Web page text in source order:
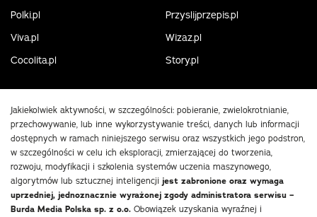
Polki.pl
Przyslijprzepis.pl
Viva.pl
Wizaz.pl
Cocolita.pl
Story.pl
Jakiekolwiek aktywności, w szczególności: pobieranie, zwielokrotnianie,
przechowywanie, lub inne wykorzystywanie treści, danych lub informacji
dostępnych w ramach niniejszego serwisu oraz wszystkich jego podstron,
w szczególności w celu ich eksploracji, zmierzającej do tworzenia,
rozwoju, modyfikacji i szkolenia systemów uczenia maszynowego,
algorytmów lub sztucznej inteligencji jest zabronione oraz wymaga
uprzedniej, jednoznacznie wyrażonej zgody administratora serwisu –
Burda Media Polska sp. z o.o. Obowiązek uzyskania wyraźnej i